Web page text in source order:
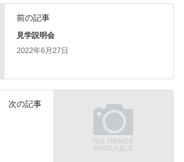
前の記事
見学説明会
2022年6月27日
次の記事